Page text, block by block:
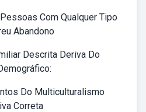
Com Qualquer Tipo
Abandono
Descrita Deriva Do
Do Multiculturalismo
Correta